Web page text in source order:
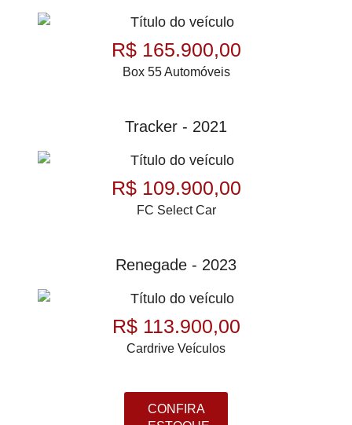
R$ 165.900,00
Box 55 Automóveis
Tracker - 2021
R$ 109.900,00
FC Select Car
Renegade - 2023
R$ 113.900,00
Cardrive Veículos
CONFIRA